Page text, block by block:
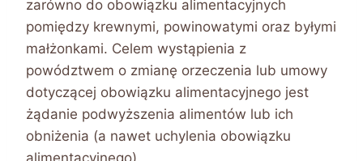
zarówno do obowiązku alimentacyjnych
pomiędzy krewnymi, powinowatymi oraz byłymi
małżonkami. Celem wystąpienia z
powództwem o zmianę orzeczenia lub umowy
dotyczącej obowiązku alimentacyjnego jest
żądanie podwyższenia alimentów lub ich
obniżenia (a nawet uchylenia obowiązku